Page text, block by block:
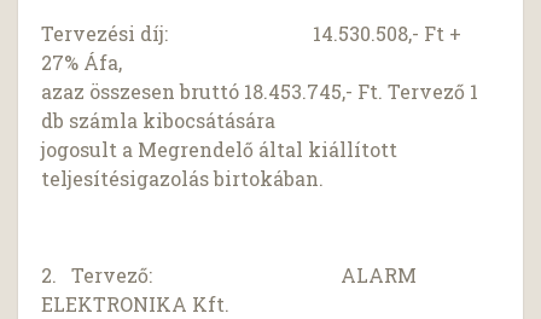
Tervezési díj: 14.530.508,- Ft +
27% Áfa,
azaz összesen bruttó 18.453.745,- Ft. Tervező 1
db számla kibocsátására
jogosult a Megrendelő által kiállított
teljesítésigazolás birtokában.
2. Tervező: ALARM
ELEKTRONIKA Kft.